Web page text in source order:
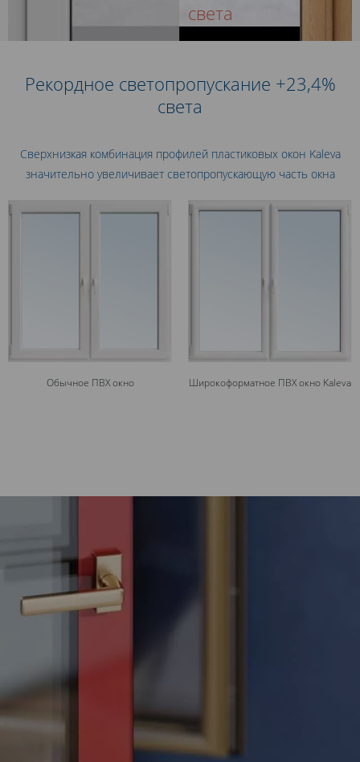
света
Обычное ПВХ окно
Рекордное светопропускание +23,4%
света
Сверхнизкая комбинация профилей пластиковых окон Kaleva
значительно увеличивает светопропускающую часть окна
Широкоформатное ПВХ окно Kaleva